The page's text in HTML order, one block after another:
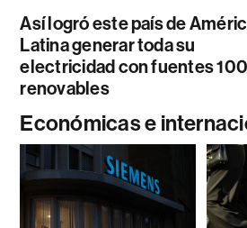
Así logró este país de
Latina generar toda su
electricidad con fuentes
renovables
Económicas e